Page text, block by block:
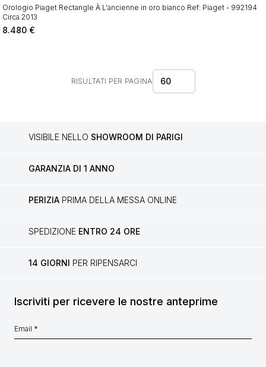
Orologio Piaget Rectangle À L'ancienne in oro bianco Ref: Piaget - 992194
Circa 2013
8.480 €
RISULTATI PER PAGINA 60
VISIBILE NELLO SHOWROOM DI PARIGI
GARANZIA DI 1 ANNO
PERIZIA PRIMA DELLA MESSA ONLINE
SPEDIZIONE ENTRO 24 ORE
14 GIORNI PER RIPENSARCI
Iscriviti per ricevere le nostre anteprime